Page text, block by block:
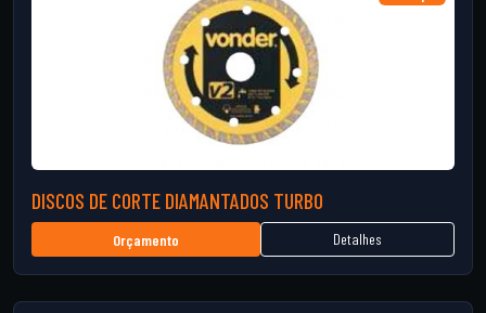
DISCOS DE CORTE DIAMANTADOS TURBO
Orçamento Detalhes